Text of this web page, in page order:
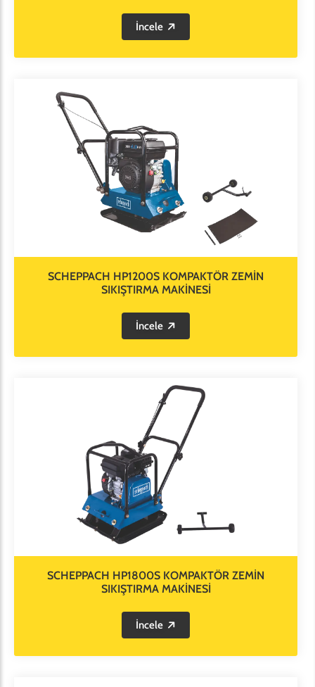
İncele
SCHEPPACH HP1200S KOMPAKTÖR ZEMİN
SIKIŞTIRMA MAKİNESİ
İncele
SCHEPPACH HP1800S KOMPAKTÖR ZEMİN
SIKIŞTIRMA MAKİNESİ
İncele